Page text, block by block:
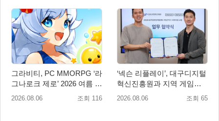
그라비티, PC MMORPG ‘라
그나로크 제로’ 2026 여름 프
로모션 진행!
2026.08.06 조회 116
‘넥슨 리플레이’, 대구디지털
혁신진흥원과 지역 게임산
업 육성 위한 업무협약 체결
2026.08.06 조회 65